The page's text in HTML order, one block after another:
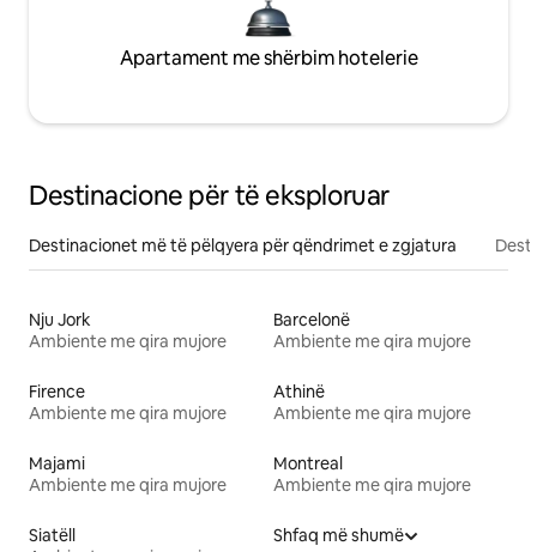
Apartament me shërbim hotelerie
Destinacione për të eksploruar
Destinacionet më të pëlqyera për qëndrimet e zgjatura
Nju Jork
Ambiente me qira mujore
Barcelonë
Ambiente me qira mujore
Firence
Ambiente me qira mujore
Athinë
Ambiente me qira mujore
Majami
Ambiente me qira mujore
Montreal
Ambiente me qira mujore
Siatëll
Shfaq më shumë